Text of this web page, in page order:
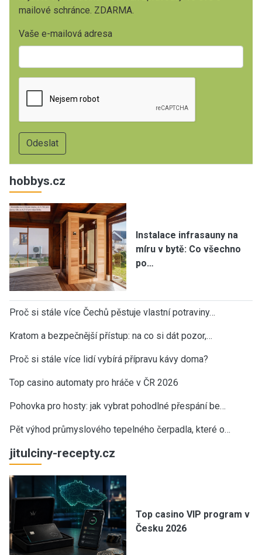
mailové schránce. ZDARMA.
Vaše e-mailová adresa
hobbys.cz
Instalace infrasauny na
míru v bytě: Co všechno
po…
Proč si stále více Čechů pěstuje vlastní potraviny…
Kratom a bezpečnější přístup: na co si dát pozor,…
Proč si stále více lidí vybírá přípravu kávy doma?
Top casino automaty pro hráče v ČR 2026
Pohovka pro hosty: jak vybrat pohodlné přespání be…
Pět výhod průmyslového tepelného čerpadla, které o…
jitulciny-recepty.cz
Top casino VIP program v
Česku 2026